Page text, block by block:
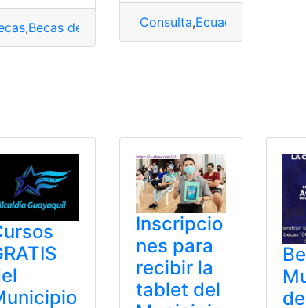
,Becas de excelencia del Municipio de Guayaquil
Consulta,Ecuador
Inscripcio
nes para
recibir la
tablet del
de